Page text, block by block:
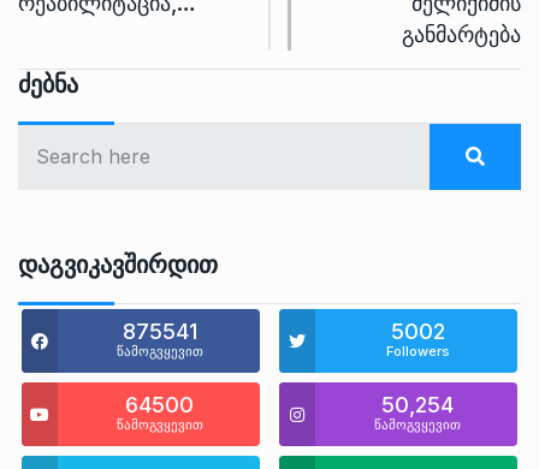
განმარტება
Ძებნა
Დაგვიკავშირდით
875541
წამოგვყევით
5002
Followers
64500
წამოგვყევით
50,254
წამოგვყევით